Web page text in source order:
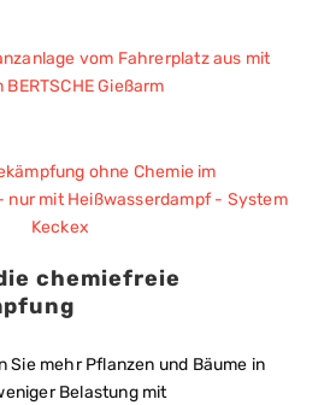
chemiefreie
Sie mehr Pflanzen und Bäume in
Belastung mit